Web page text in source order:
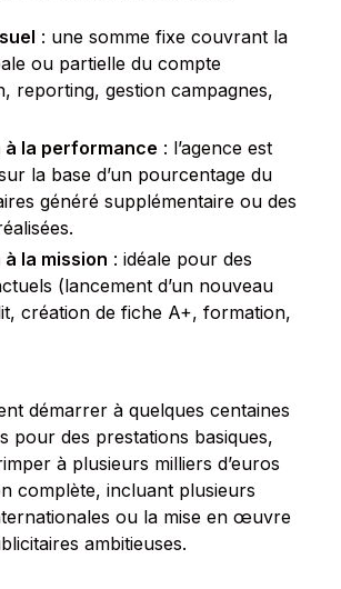
: une somme fixe couvrant la
ou partielle du compte
reporting, gestion campagnes,
à la performance : l’agence est
la base d’un pourcentage du
généré supplémentaire ou des
la mission : idéale pour des
(lancement d’un nouveau
création de fiche A+, formation,
démarrer à quelques centaines
pour des prestations basiques,
à plusieurs milliers d’euros
complète, incluant plusieurs
ou la mise en œuvre
ambitieuses.